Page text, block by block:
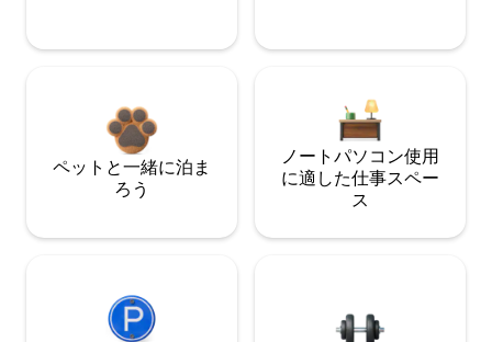
ペットと一緒に泊ま
ろう
ノートパソコン使用
に適した仕事スペー
ス